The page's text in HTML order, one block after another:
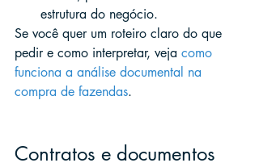
estrutura do negócio.
Se você quer um roteiro claro do que
pedir e como interpretar, veja como
funciona a análise documental na
compra de fazendas.
Contratos e documentos